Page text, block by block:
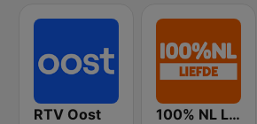
RTV Oost 100% NL Liefde